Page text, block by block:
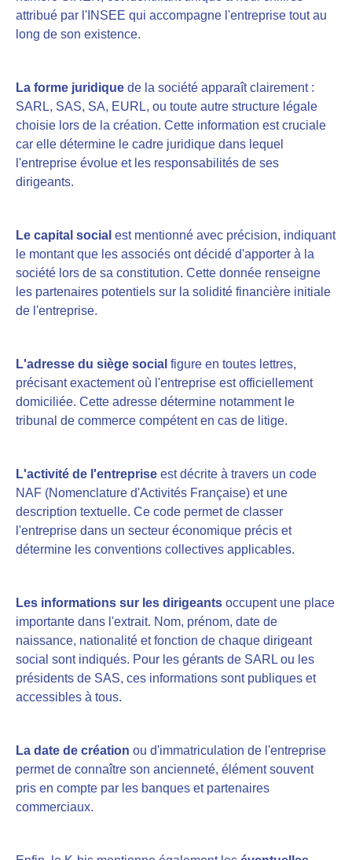
attribué par l'INSEE qui accompagne l'entreprise tout au
long de son existence.
La forme juridique de la société apparaît clairement :
SARL, SAS, SA, EURL, ou toute autre structure légale
choisie lors de la création. Cette information est cruciale
car elle détermine le cadre juridique dans lequel
l'entreprise évolue et les responsabilités de ses
dirigeants.
Le capital social est mentionné avec précision, indiquant
le montant que les associés ont décidé d'apporter à la
société lors de sa constitution. Cette donnée renseigne
les partenaires potentiels sur la solidité financière initiale
de l'entreprise.
L'adresse du siège social figure en toutes lettres,
précisant exactement où l'entreprise est officiellement
domiciliée. Cette adresse détermine notamment le
tribunal de commerce compétent en cas de litige.
L'activité de l'entreprise est décrite à travers un code
NAF (Nomenclature d'Activités Française) et une
description textuelle. Ce code permet de classer
l'entreprise dans un secteur économique précis et
détermine les conventions collectives applicables.
Les informations sur les dirigeants occupent une place
importante dans l'extrait. Nom, prénom, date de
naissance, nationalité et fonction de chaque dirigeant
social sont indiqués. Pour les gérants de SARL ou les
présidents de SAS, ces informations sont publiques et
accessibles à tous.
La date de création ou d'immatriculation de l'entreprise
permet de connaître son ancienneté, élément souvent
pris en compte par les banques et partenaires
commerciaux.